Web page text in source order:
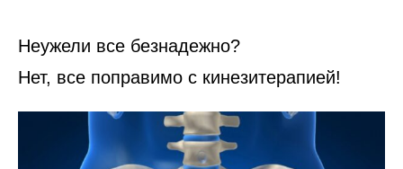
Неужели все безнадежно?
Нет, все поправимо с кинезитерапией!